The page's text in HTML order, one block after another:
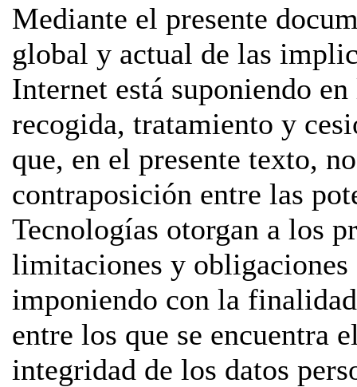
Mediante el presente
global y actual de las
Internet está suponiendo
recogida, tratamiento y
que, en el presente texto,
contraposición entre las
Tecnologías otorgan a los
limitaciones y obligaciones
imponiendo con la
entre los que se encuentra
integridad de los datos